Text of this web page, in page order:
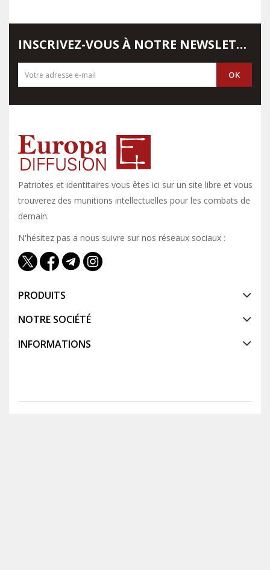
INSCRIVEZ-VOUS À NOTRE NEWSLETTER
Patriotes et identitaires vous êtes ici sur un site libre et vous y
trouverez des munitions intellectuelles pour les combats de
demain.
N'hésitez pas a nous suivre sur nos réseaux sociaux :
PRODUITS
NOTRE SOCIÉTÉ
INFORMATIONS